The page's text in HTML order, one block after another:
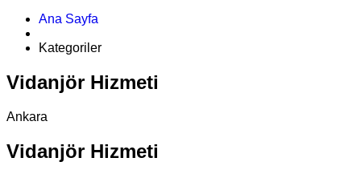
Ana Sayfa
Kategoriler
Vidanjör Hizmeti
Ankara
Vidanjör Hizmeti